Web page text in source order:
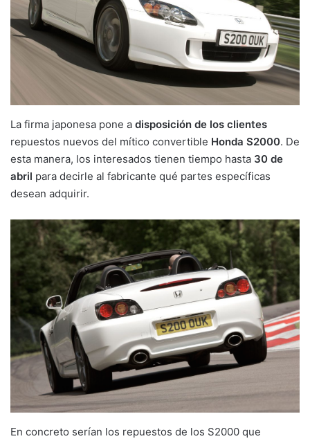
La firma japonesa pone a disposición de los clientes
repuestos nuevos del mítico convertible Honda S2000. De
esta manera, los interesados tienen tiempo hasta 30 de
abril para decirle al fabricante qué partes específicas
desean adquirir.
En concreto serían los repuestos de los S2000 que